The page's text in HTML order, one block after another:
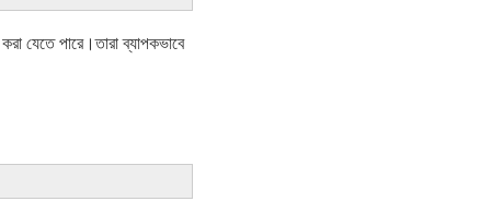
যেতে পারে।তারা ব্যাপকভাবে